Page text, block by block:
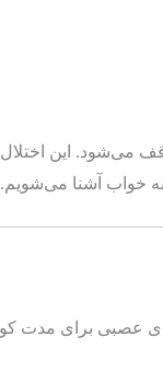
می‌شود. این
خواب آشنا می‌شویم.
عصبی برای